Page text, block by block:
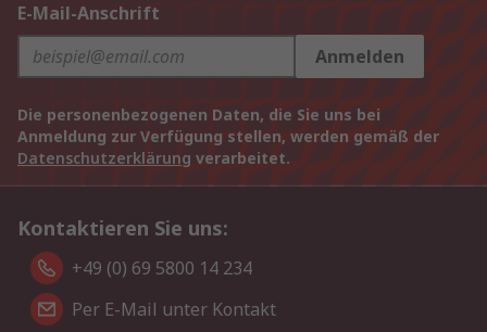
E-Mail-Anschrift
Anmelden
Die personenbezogenen Daten, die Sie uns bei
Anmeldung zur Verfügung stellen, werden gemäß der
Datenschutzerklärung verarbeitet.
Kontaktieren Sie uns:
+49 (0) 69 5800 14 234
Per E-Mail unter Kontakt